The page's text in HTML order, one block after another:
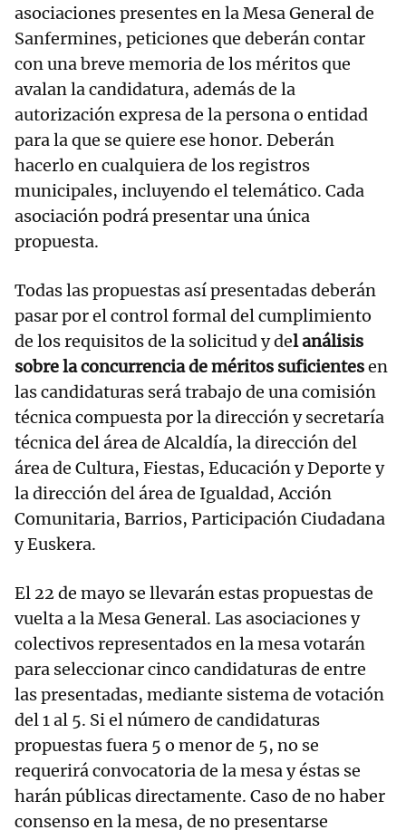
asociaciones presentes en la Mesa General de
Sanfermines, peticiones que deberán contar
con una breve memoria de los méritos que
avalan la candidatura, además de la
autorización expresa de la persona o entidad
para la que se quiere ese honor. Deberán
hacerlo en cualquiera de los registros
municipales, incluyendo el telemático. Cada
asociación podrá presentar una única
propuesta.
Todas las propuestas así presentadas deberán
pasar por el control formal del cumplimiento
de los requisitos de la solicitud y del análisis
sobre la concurrencia de méritos suficientesen
las candidaturas será trabajo de una comisión
técnica compuesta por la dirección y secretaría
técnica del área de Alcaldía, la dirección del
área de Cultura, Fiestas, Educación y Deporte y
la dirección del área de Igualdad, Acción
Comunitaria, Barrios, Participación Ciudadana
y Euskera.
El 22 de mayo se llevarán estas propuestas de
vuelta a la Mesa General. Las asociaciones y
colectivos representados en la mesa votarán
para seleccionar cinco candidaturas de entre
las presentadas, mediante sistema de votación
del 1 al 5. Si el número de candidaturas
propuestas fuera 5 o menor de 5, no se
requerirá convocatoria de la mesa y éstas se
harán públicas directamente. Caso de no haber
consenso en la mesa, de no presentarse